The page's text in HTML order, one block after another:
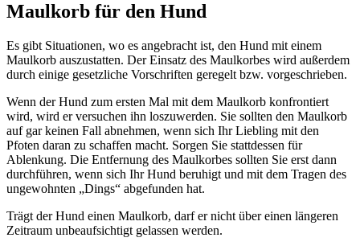
Maulkorb für den Hund
Es gibt Situationen, wo es angebracht ist, den Hund mit einem
Maulkorb auszustatten. Der Einsatz des Maulkorbes wird außerdem
durch einige gesetzliche Vorschriften geregelt bzw. vorgeschrieben.
Wenn der Hund zum ersten Mal mit dem Maulkorb konfrontiert
wird, wird er versuchen ihn loszuwerden. Sie sollten den Maulkorb
auf gar keinen Fall abnehmen, wenn sich Ihr Liebling mit den
Pfoten daran zu schaffen macht. Sorgen Sie stattdessen für
Ablenkung. Die Entfernung des Maulkorbes sollten Sie erst dann
durchführen, wenn sich Ihr Hund beruhigt und mit dem Tragen des
ungewohnten „Dings“ abgefunden hat.
Trägt der Hund einen Maulkorb, darf er nicht über einen längeren
Zeitraum unbeaufsichtigt gelassen werden.